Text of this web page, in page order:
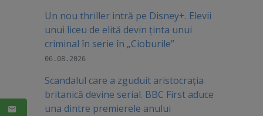
Un nou thriller intră pe Disney+. Elevii
unui liceu de elită devin ținta unui
criminal în serie în „Cioburile”
06.08.2026
Scandalul care a zguduit aristocrația
britanică devine serial. BBC First aduce
una dintre premierele anului